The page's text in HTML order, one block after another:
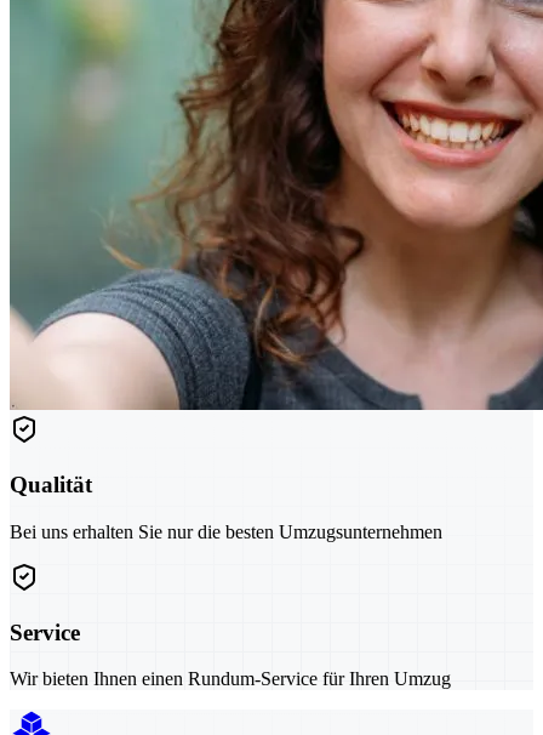
Qualität
Bei uns erhalten Sie nur die besten Umzugsunternehmen
Service
Wir bieten Ihnen einen Rundum-Service für Ihren Umzug